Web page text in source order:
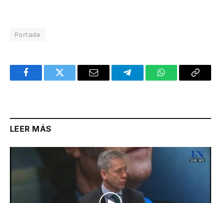
Portada
FacebookTwitter Email TelegramWhatsAppCopy
LEER MÁS